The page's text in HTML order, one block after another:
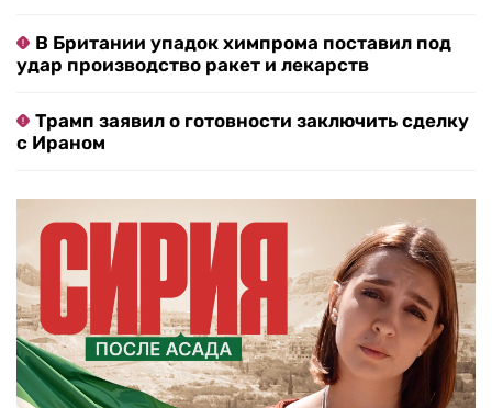
В Британии упадок химпрома поставил под
удар производство ракет и лекарств
Трамп заявил о готовности заключить сделку
с Ираном